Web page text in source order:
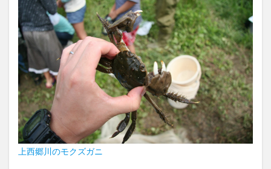
上西郷川のモクズガニ